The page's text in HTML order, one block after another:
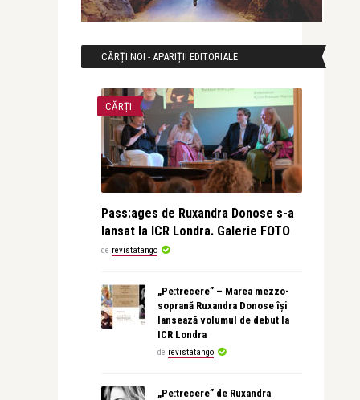
CĂRȚI NOI - APARIȚII EDITORIALE
CĂRȚI
Pass:ages de Ruxandra Donose s-a
lansat la ICR Londra. Galerie FOTO
de revistatango
„Pe:trecere” – Marea mezzo-
soprană Ruxandra Donose își
lansează volumul de debut la
ICR Londra
de revistatango
„Pe:trecere” de Ruxandra